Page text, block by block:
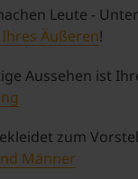
Leute -
Äußeren!
Aussehen ist
zum
Männer